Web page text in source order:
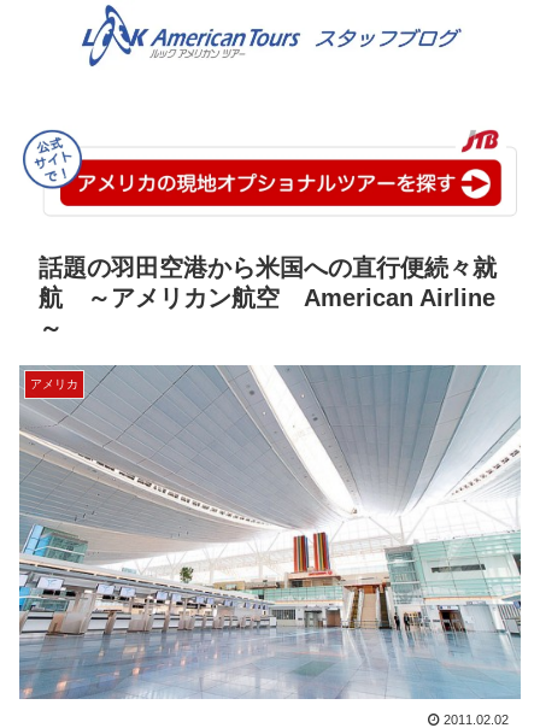
話題の羽田空港から米国への直行便続々就
航 ～アメリカン航空 American Airline
～
アメリカ
2011.02.02